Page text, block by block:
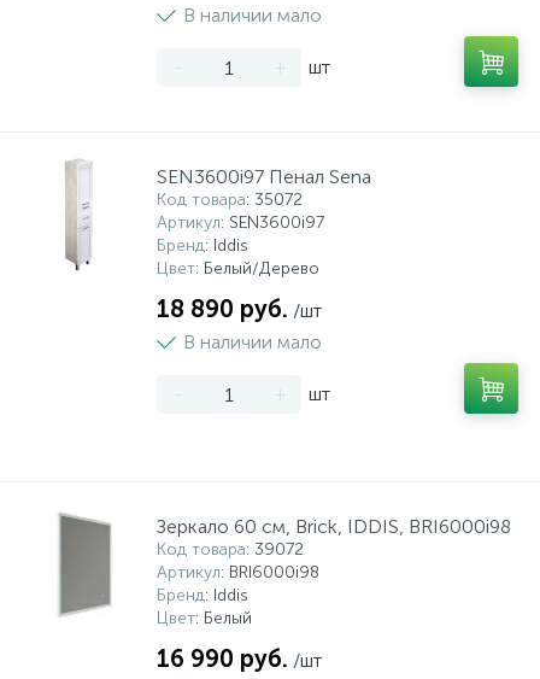
В наличии мало
- + шт
SEN3600i97 Пенал Sena
Код товара: 35072
Артикул: SEN3600i97
Бренд: Iddis
Цвет: Белый/Дерево
18 890 руб. /шт
В наличии мало
- + шт
Зеркало 60 см, Brick, IDDIS, BRI6000i98
Код товара: 39072
Артикул: BRI6000i98
Бренд: Iddis
Цвет: Белый
16 990 руб. /шт